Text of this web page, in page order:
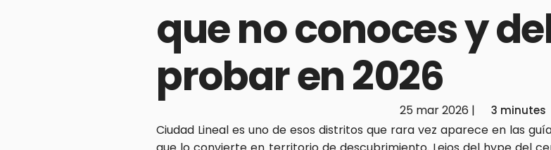
que no conoces y
probar en 2026
25 mar 2026 | 3 minutes
Ciudad Lineal es uno de esos distritos que rara vez aparece en las